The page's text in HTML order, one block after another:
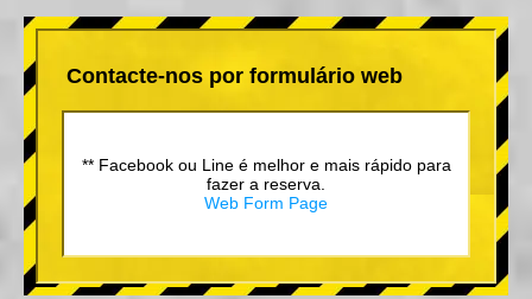
Contacte-nos por formulário web
** Facebook ou Line é melhor e mais rápido para
fazer a reserva.
Web Form Page